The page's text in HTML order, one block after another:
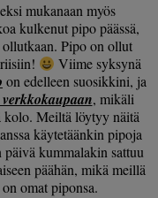
mukanaan myös
kulkenut pipo päässä,
Pipo on ollut
Viime syksynä
on edelleen suosikkini, ja
, mikäli
kolo. Meiltä löytyy näitä
käytetäänkin pipoja
kummalakin sattuu
päähän, mikä meillä
omat piponsa.